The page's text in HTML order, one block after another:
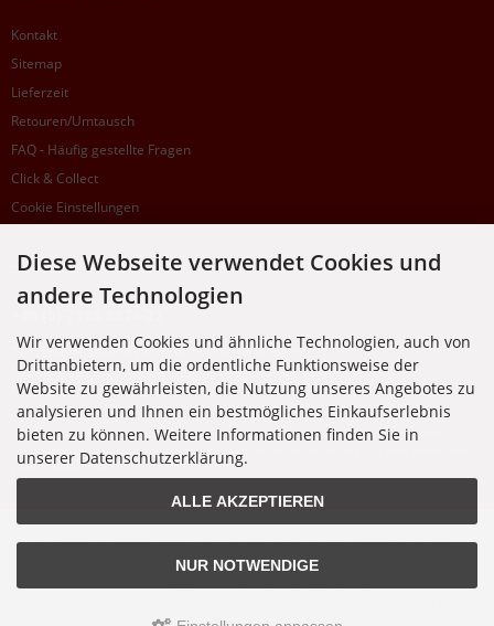
Kontakt
Sitemap
Lieferzeit
Retouren/Umtausch
FAQ - Häufig gestellte Fragen
Click & Collect
Cookie Einstellungen
SUPPORTHOTLINE
Zu laufenden Aufträgen oder Fragen allgemein:
Montag, Dienstag, Donnerstag, Freitag: 10:00 - 16:00 Uhr
Mittwoch: 10:00 - 18:00 Uhr
* Kosten: normaler Ortstarif DE, mit Flatratevertrag natürlich kostenlos. Aus dem
Ausland fallen die jeweils geltenden Auslandsgebühren an. Anrufe aus dem Handynetz
können abweichen.
Alle Preise inkl. gesetzl. MwSt. zzgl.Versandkosten. Die durchgestrichenen Preise
entsprechen dem bisherigen Preis bei Nixgut Onlineshop
Webdesign
Diese Webseite verwendet Cookies und
andere Technologien
Wir verwenden Cookies und ähnliche Technologien, auch von
Drittanbietern, um die ordentliche Funktionsweise der
Website zu gewährleisten, die Nutzung unseres Angebotes zu
analysieren und Ihnen ein bestmögliches Einkaufserlebnis
bieten zu können. Weitere Informationen finden Sie in
unserer Datenschutzerklärung.
ALLE AKZEPTIEREN
NUR NOTWENDIGE